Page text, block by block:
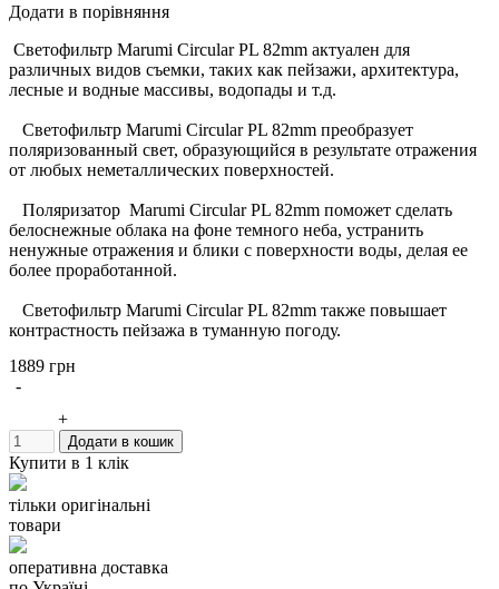
Додати в порівняння
Светофильтр Marumi Circular PL 82mm актуален для
различных видов съемки, таких как пейзажи, архитектура,
лесные и водные массивы, водопады и т.д.
Светофильтр Marumi Circular PL 82mm преобразует
поляризованный свет, образующийся в результате отражения
от любых неметаллических поверхностей.
Поляризатор Marumi Circular PL 82mm поможет сделать
белоснежные облака на фоне темного неба, устранить
ненужные отражения и блики с поверхности воды, делая ее
более проработанной.
Светофильтр Marumi Circular PL 82mm также повышает
контрастность пейзажа в туманную погоду.
При использовании данного фильтра экспозицию следует
увеличить в 2 раза, как впрочем и при использовании любых
других поляризационных светофильтров.
Весь цикл производства светофильтров Marumi
осуществляется в Японии.
Купить светофильтр Marumi Circular PL 82mm в Одессе или с
доставкой по Украине Вы можете разместив заказ в нашем
интернет-магазине milnica.com.ua.
1889 грн
-
+
Додати в кошик
Купити в 1 клік
тільки оригінальні
товари
оперативна доставка